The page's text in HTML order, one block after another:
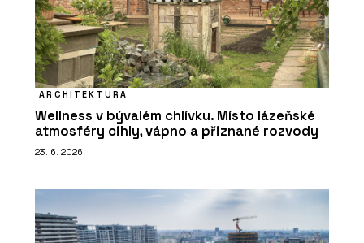
ARCHITEKTURA
Wellness v bývalém chlívku. Místo lázeňské
atmosféry cihly, vápno a přiznané rozvody
23. 6. 2026